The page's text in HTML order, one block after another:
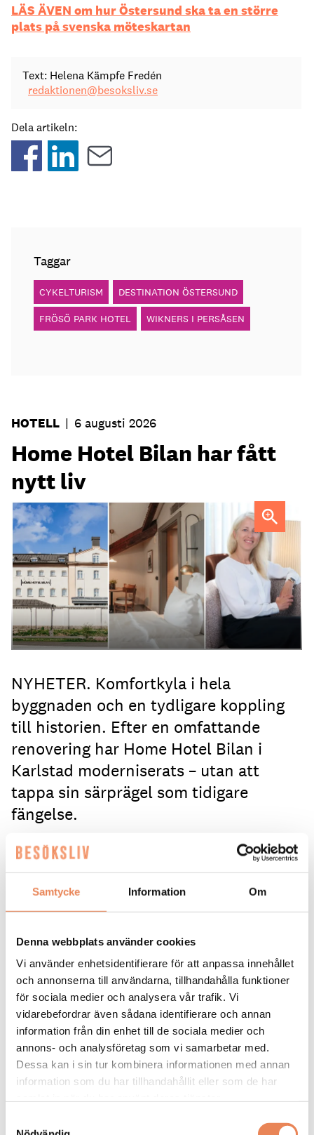
Samtycke Information Om
Denna webbplats använder cookies
Vi använder enhetsidentifierare för att anpassa innehållet
och annonserna till användarna, tillhandahålla funktioner
för sociala medier och analysera vår trafik. Vi
vidarebefordrar även sådana identifierare och annan
information från din enhet till de sociala medier och
annons- och analysföretag som vi samarbetar med.
Dessa kan i sin tur kombinera informationen med annan
information som du har tillhandahållit eller som de har
LÄS ÄVEN om hur Östersund ska ta en större
plats på svenska möteskartan
Text: Helena Kämpfe Fredén
redaktionen@besoksliv.se
Dela artikeln:
Taggar
CYKELTURISM DESTINATION ÖSTERSUND
FRÖSÖ PARK HOTEL WIKNERS I PERSÅSEN
HOTELL | 6 augusti 2026
Home Hotel Bilan har fått
nytt liv
Anna Sundenhammar, General Manager på Home Hotel
Bilan.
NYHETER. Komfortkyla i hela
byggnaden och en tydligare koppling
till historien. Efter en omfattande
renovering har Home Hotel Bilan i
Karlstad moderniserats – utan att
tappa sin särprägel som tidigare
fängelse.
I maj stod totalrenoveringen av Home Hotel Bilan
klar, efter ett halvårs intensivt arbete, till en
Anna Sundenhammar är hotellets General Manager
rymde det gamla länsfängelset för 15 år sedan.
– När jag kom hit hade man precis renoverat
hotellet och nu var det dags igen. Det som betyder
mest är att vi dragit in komfortkyla i byggnaden.
Det har varit den stora saken i en så här gammal
byggnad och är ett jättelyft för hotellet. Man kan
tro att ett gammalt fängelse ska hålla värmen borta
på sommaren, men när den väl tagit sig in stannar
den kvar, säger hon.